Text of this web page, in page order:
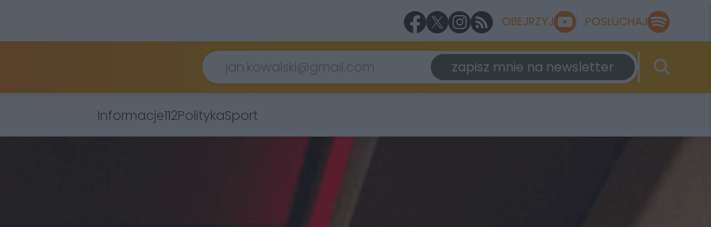
OBEJRZYJ POSŁUCHAJ
zapisz mnie na newsletter
Informacje112PolitykaSport